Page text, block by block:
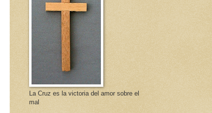
La Cruz es la victoria del amor sobre el
mal